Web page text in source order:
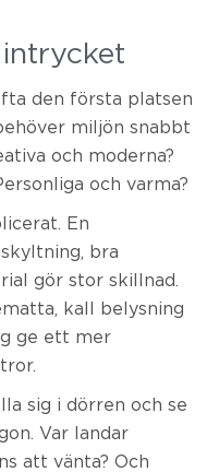
den första platsen
miljön snabbt
och moderna?
och varma?
En
bra
gör stor skillnad.
kall belysning
ge ett mer
sig i dörren och se
Var landar
att vänta? Och